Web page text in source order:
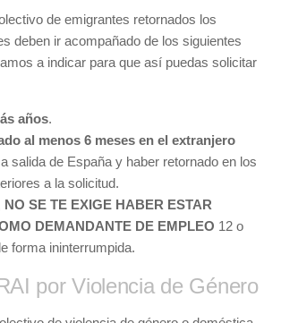
de emigrantes retornados los
deben ir acompañado de los siguientes
a indicar para que así puedas solicitar
años.
al menos 6 meses en el extranjero
salida de España y haber retornado en los
a la solicitud.
NO SE TE EXIGE HABER ESTAR
DEMANDANTE DE EMPLEO 12 o
forma ininterrumpida.
por Violencia de Género